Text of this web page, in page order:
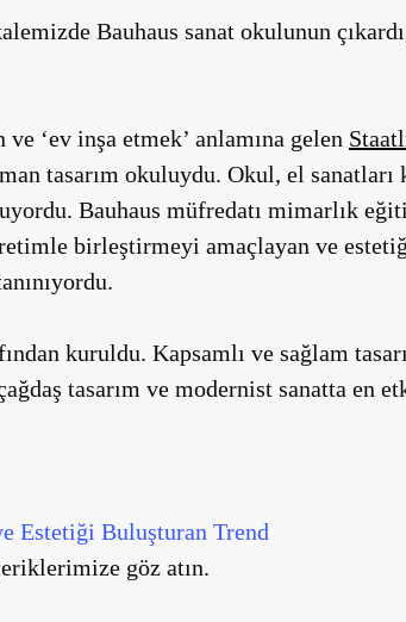
Bauhaus sanat okulunun
‘ev inşa etmek’ anlamına gelen
tasarım okuluydu. Okul, el sanatları
Bauhaus müfredatı mimarlık
birleştirmeyi amaçlayan ve
kuruldu. Kapsamlı ve sağlam
tasarım ve modernist sanatta en
Estetiği Buluşturan Trend
göz atın.